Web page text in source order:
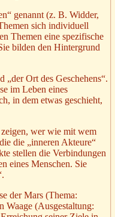
genannt (z. B. Widder,
sich individuell
Themen eine spezifische
bilden den Hintergrund
Ort des Geschehens“.
im Leben eines
in dem etwas geschieht,
wer wie mit wem
die „inneren Akteure“
stellen die Verbindungen
eines Menschen. Sie
der Mars (Thema:
Waage (Ausgestaltung: